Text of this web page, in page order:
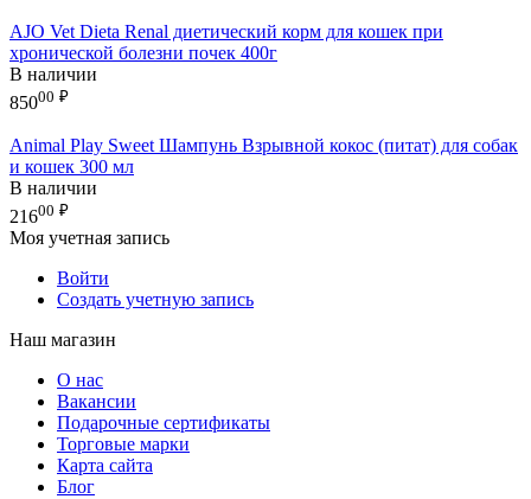
AJO Vet Dieta Renal диетический корм для кошек при
хронической болезни почек 400г
В наличии
85000 ₽
Animal Play Sweet Шампунь Взрывной кокос (питат) для собак
и кошек 300 мл
В наличии
21600 ₽
Моя учетная запись
Войти
Создать учетную запись
Наш магазин
О нас
Вакансии
Подарочные сертификаты
Торговые марки
Карта сайта
Блог